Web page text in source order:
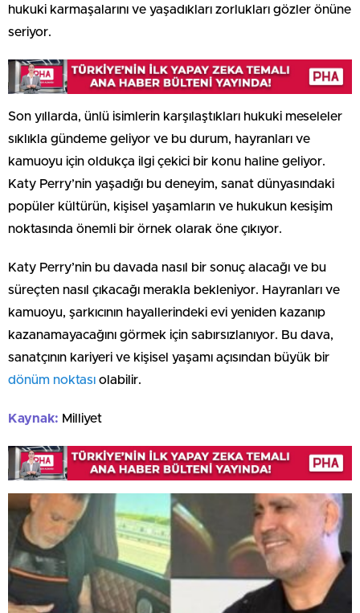
hukuki karmaşalarını ve yaşadıkları zorlukları gözler önüne
seriyor.
Son yıllarda, ünlü isimlerin karşılaştıkları hukuki meseleler
sıklıkla gündeme geliyor ve bu durum, hayranları ve
kamuoyu için oldukça ilgi çekici bir konu haline geliyor.
Katy Perry’nin yaşadığı bu deneyim, sanat dünyasındaki
popüler kültürün, kişisel yaşamların ve hukukun kesişim
noktasında önemli bir örnek olarak öne çıkıyor.
Katy Perry’nin bu davada nasıl bir sonuç alacağı ve bu
süreçten nasıl çıkacağı merakla bekleniyor. Hayranları ve
kamuoyu, şarkıcının hayallerindeki evi yeniden kazanıp
kazanamayacağını görmek için sabırsızlanıyor. Bu dava,
sanatçının kariyeri ve kişisel yaşamı açısından büyük bir
dönüm noktası olabilir.
Kaynak: Milliyet